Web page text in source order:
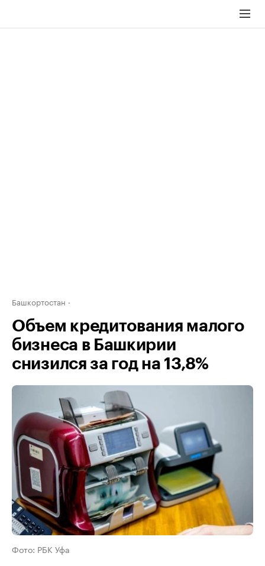
Башкортостан
Объем кредитования малого
бизнеса в Башкирии
снизился за год на 13,8%
Фото: РБК Уфа